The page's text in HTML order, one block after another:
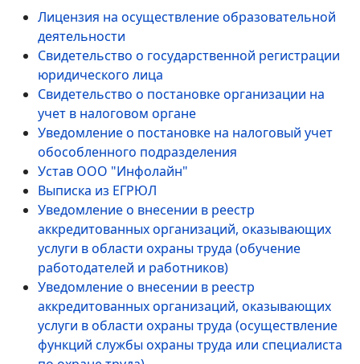
Лицензия на осуществление образовательной
деятельности
Свидетельство о государственной регистрации
юридического лица
Свидетельство о постановке организации на
учет в налоговом органе
Уведомление о постановке на налоговый учет
обособленного подразделения
Устав ООО "Инфолайн"
Выписка из ЕГРЮЛ
Уведомление о внесении в реестр
аккредитованных организаций, оказывающих
услуги в области охраны труда (обучение
работодателей и работников)
Уведомление о внесении в реестр
аккредитованных организаций, оказывающих
услуги в области охраны труда (осуществление
функций службы охраны труда или специалиста